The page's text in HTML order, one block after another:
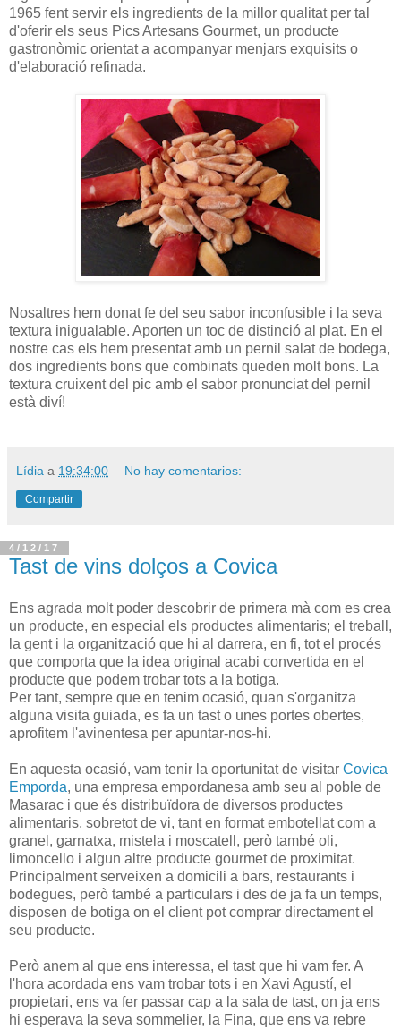
1965 fent servir els ingredients de la millor qualitat per tal
d'oferir els seus Pics Artesans Gourmet, un producte
gastronòmic orientat a acompanyar menjars exquisits o
d'elaboració refinada.
Nosaltres hem donat fe del seu sabor inconfusible i la seva
textura inigualable. Aporten un toc de distinció al plat. En el
nostre cas els hem presentat amb un pernil salat de bodega,
dos ingredients bons que combinats queden molt bons. La
textura cruixent del pic amb el sabor pronunciat del pernil
està diví!
Lídia a 19:34:00 No hay comentarios:
Compartir
4/12/17
Tast de vins dolços a Covica
Ens agrada molt poder descobrir de primera mà com es crea
un producte, en especial els productes alimentaris; el treball,
la gent i la organització que hi al darrera, en fi, tot el procés
que comporta que la idea original acabi convertida en el
producte que podem trobar tots a la botiga.
Per tant, sempre que en tenim ocasió, quan s'organitza
alguna visita guiada, es fa un tast o unes portes obertes,
aprofitem l'avinentesa per apuntar-nos-hi.
En aquesta ocasió, vam tenir la oportunitat de visitar Covica
Emporda, una empresa empordanesa amb seu al poble de
Masarac i que és distribuïdora de diversos productes
alimentaris, sobretot de vi, tant en format embotellat com a
granel, garnatxa, mistela i moscatell, però també oli,
limoncello i algun altre producte gourmet de proximitat.
Principalment serveixen a domicili a bars, restaurants i
bodegues, però també a particulars i des de ja fa un temps,
disposen de botiga on el client pot comprar directament el
seu producte.
Però anem al que ens interessa, el tast que hi vam fer. A
l'hora acordada ens vam trobar tots i en Xavi Agustí, el
propietari, ens va fer passar cap a la sala de tast, on ja ens
hi esperava la seva sommelier, la Fina, que ens va rebre